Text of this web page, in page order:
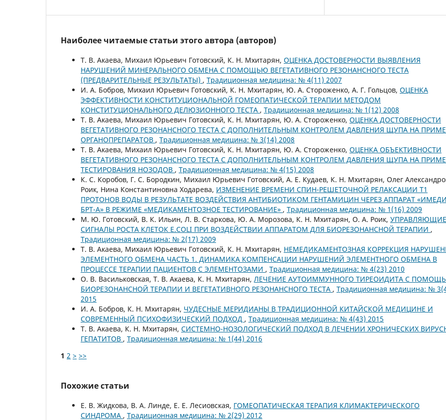
Наиболее читаемые статьи этого автора (авторов)
Т. В. Акаева, Михаил Юрьевич Готовский, К. Н. Мхитарян, ОЦЕНКА ДОСТОВЕРНОСТИ ВЫЯВЛЕНИЯ
НАРУШЕНИЙ МИНЕРАЛЬНОГО ОБМЕНА С ПОМОЩЬЮ ВЕГЕТАТИВНОГО РЕЗОНАНСНОГО ТЕСТА
(ПРЕДВАРИТЕЛЬНЫЕ РЕЗУЛЬТАТЫ) , Традиционная медицина: № 4(11) 2007
И. А. Бобров, Михаил Юрьевич Готовский, К. Н. Мхитарян, Ю. А. Стороженко, А. Г. Гольцов, ОЦЕНКА
ЭФФЕКТИВНОСТИ КОНСТИТУЦИОНАЛЬНОЙ ГОМЕОПАТИЧЕСКОЙ ТЕРАПИИ МЕТОДОМ
КОНСТИТУЦИОНАЛЬНОГО ДЕЛЮЗИОННОГО ТЕСТА , Традиционная медицина: № 1(12) 2008
Т. В. Акаева, Михаил Юрьевич Готовский, К. Н. Мхитарян, Ю. А. Стороженко, ОЦЕНКА ДОСТОВЕРНОСТИ
ВЕГЕТАТИВНОГО РЕЗОНАНСНОГО ТЕСТА С ДОПОЛНИТЕЛЬНЫМ КОНТРОЛЕМ ДАВЛЕНИЯ ЩУПА НА
ОРГАНОПРЕПАРАТОВ , Традиционная медицина: № 3(14) 2008
Т. В. Акаева, Михаил Юрьевич Готовский, К. Н. Мхитарян, Ю. А. Стороженко, ОЦЕНКА ОБЪЕКТИВНОСТИ
ВЕГЕТАТИВНОГО РЕЗОНАНСНОГО ТЕСТА С ДОПОЛНИТЕЛЬНЫМ КОНТРОЛЕМ ДАВЛЕНИЯ ЩУПА НА
ТЕСТИРОВАНИЯ НОЗОДОВ , Традиционная медицина: № 4(15) 2008
К. С. Коробов, Г. С. Бородкин, Михаил Юрьевич Готовский, А. Е. Кудаев, К. Н. Мхитарян, Олег
Роик, Нина Константиновна Ходарева, ИЗМЕНЕНИЕ ВРЕМЕНИ СПИН-РЕШЕТОЧНОЙ РЕЛАКСАЦИИ Т1
ПРОТОНОВ ВОДЫ В РЕЗУЛЬТАТЕ ВОЗДЕЙСТВИЯ АНТИБИОТИКОМ ГЕНТАМИЦИН ЧЕРЕЗ АППАРАТ
БРТ-А» В РЕЖИМЕ «МЕДИКАМЕНТОЗНОЕ ТЕСТИРОВАНИЕ» , Традиционная медицина: № 1(16) 2009
М. Ю. Готовский, В. К. Ильин, Л. В. Старкова, Ю. А. Морозова, К. Н. Мхитарян, О. А. Роик, УПРАВЛЯЮЩИЕ
СИГНАЛЫ РОСТА КЛЕТОК E.COLI ПРИ ВОЗДЕЙСТВИИ АППАРАТОМ ДЛЯ БИОРЕЗОНАНСНОЙ ТЕРАПИИ ,
Традиционная медицина: № 2(17) 2009
Т. В. Акаева, Михаил Юрьевич Готовский, К. Н. Мхитарян, НЕМЕДИКАМЕНТОЗНАЯ КОРРЕКЦИЯ
ЭЛЕМЕНТНОГО ОБМЕНА ЧАСТЬ 1. ДИНАМИКА КОМПЕНСАЦИИ НАРУШЕНИЙ ЭЛЕМЕНТНОГО ОБМЕНА В
ПРОЦЕССЕ ТЕРАПИИ ПАЦИЕНТОВ С ЭЛЕМЕНТОЗАМИ , Традиционная медицина: № 4(23) 2010
О. В. Васильковская, Т. В. Акаева, К. Н. Мхитарян, ЛЕЧЕНИЕ АУТОИММУННОГО ТИРЕОИДИТА С
БИОРЕЗОНАНСНОЙ ТЕРАПИИ И ВЕГЕТАТИВНОГО РЕЗОНАНСНОГО ТЕСТА , Традиционная медицина: №
2015
И. А. Бобров, К. Н. Мхитарян, ЧУДЕСНЫЕ МЕРИДИАНЫ В ТРАДИЦИОННОЙ КИТАЙСКОЙ МЕДИЦИНЕ И
СОВРЕМЕННЫЙ ПСИХОФИЗИЧЕСКИЙ ПОДХОД , Традиционная медицина: № 4(43) 2015
Т. В. Акаева, К. Н. Мхитарян, СИСТЕМНО-НОЗОЛОГИЧЕСКИЙ ПОДХОД В ЛЕЧЕНИИ ХРОНИЧЕСКИХ
ГЕПАТИТОВ , Традиционная медицина: № 1(44) 2016
1 2 > >>
Похожие статьи
Е. В. Жидкова, В. А. Линде, Е. Е. Лесиовская, ГОМЕОПАТИЧЕСКАЯ ТЕРАПИЯ КЛИМАКТЕРИЧЕСКОГО
СИНДРОМА , Традиционная медицина: № 2(29) 2012